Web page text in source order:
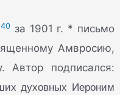
за 1901 г. * письмо
Амвросию,
Автор подписался:
духовных Иероним